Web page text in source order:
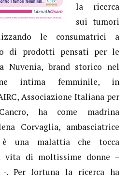
la ricerca
sui tumori
le consumatrici a
di prodotti pensati per le
Nuvenia, brand storico nel
intima femminile, in
Associazione Italiana per
ha come madrina
Corvaglia, ambasciatrice
una malattia che tocca
vita di moltissime donne –
-. Per fortuna la ricerca ha